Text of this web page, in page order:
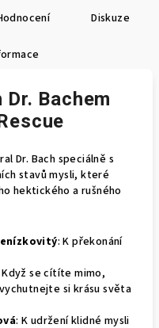
Diskuze
Bachem
Dr. Bach speciálně s
stavů mysli, které
hektického a rušného
: K překonání
Když se cítíte mimo,
si krásu světa
: K udržení klidné mysli